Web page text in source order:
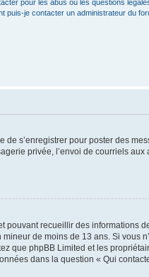
pour les abus ou les questions
puis-je contacter un administrateur du
s’enregistrer pour poster des
privée, l’envoi de courriels aux
recueillir des informations
de moins de 13 ans. Si vous
que phpBB Limited et les
dans la question « Qui